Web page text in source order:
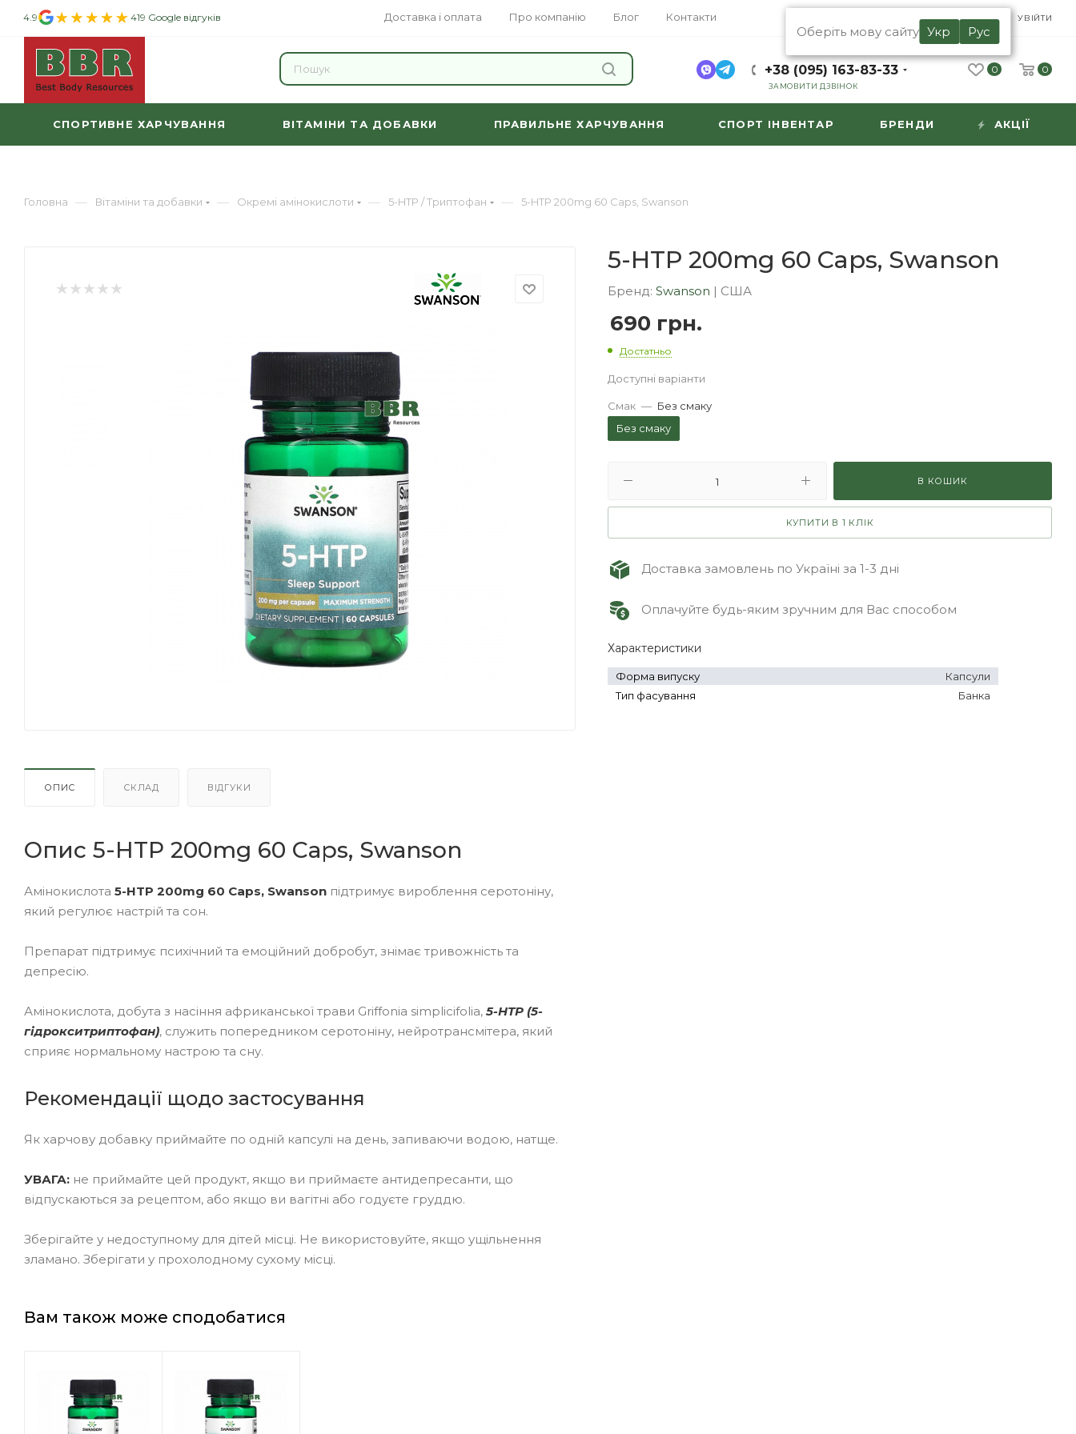
Доставка і оплата Про компанію Блог Контакти
4.9 419 Google відгуків RU
Оберіть мову сайту Укр Рус
УВІЙТИ
+38 (095) 163-83-33
ЗАМОВИТИ ДЗВІНОК
0 0
СПОРТИВНЕ ХАРЧУВАННЯ ВІТАМІНИ ТА ДОБАВКИ ПРАВИЛЬНЕ ХАРЧУВАННЯ СПОРТ ІНВЕНТАР БРЕНДИ АКЦІЇ
Головна — Вітаміни та добавки — Окремі амінокислоти — 5-HTP / Триптофан — 5-HTP 200mg 60 Caps, Swanson
ОПИС СКЛАД ВІДГУКИ
Опис 5-HTP 200mg 60 Caps, Swanson
Амінокислота 5-HTP 200mg 60 Caps, Swanson підтримує вироблення серотоніну,
який регулює настрій та сон.
Препарат підтримує психічний та емоційний добробут, знімає тривожність та
депресію.
Амінокислота, добута з насіння африканської трави Griffonia simplicifolia, 5-HTP (5-
гідрокситриптофан), служить попередником серотоніну, нейротрансмітера, який
сприяє нормальному настрою та сну.
Рекомендації щодо застосування
Як харчову добавку приймайте по одній капсулі на день, запиваючи водою, натще.
УВАГА: не приймайте цей продукт, якщо ви приймаєте антидепресанти, що
відпускаються за рецептом, або якщо ви вагітні або годуєте груддю.
Зберігайте у недоступному для дітей місці. Не використовуйте, якщо ущільнення
зламано. Зберігати у прохолодному сухому місці.
Вам також може сподобатися
5-HTP 200mg 60 Caps, Swanson
Бренд: Swanson | США
690 грн.
Достатньо
Доступні варіанти
Смак — Без смаку
Без смаку
В КОШИК
КУПИТИ В 1 КЛІК
Доставка замовлень по Україні за 1-3 дні
Оплачуйте будь-яким зручним для Вас способом
Характеристики
Форма випуску
Капсули
Тип фасування
Банка